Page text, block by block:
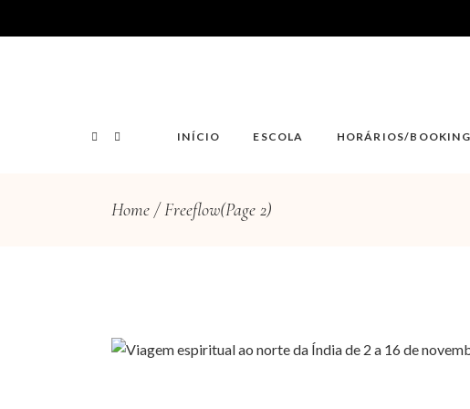
INÍCIO ESCOLA HORÁRIOS/
Home Freeflow(Page 2)